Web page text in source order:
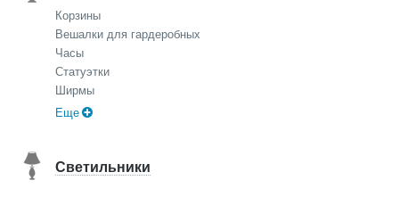
Корзины
Вешалки для гардеробных
Часы
Статуэтки
Ширмы
Еще
Светильники